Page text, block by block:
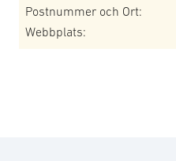
Postnummer och Ort:
Webbplats: